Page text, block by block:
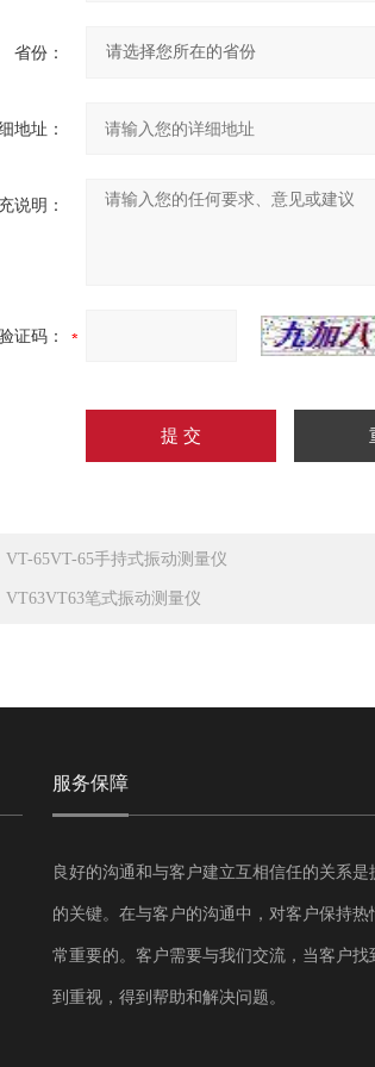
省份：
地址：
说明：
证码：
VT-65VT-65手持式振动测量仪
VT63VT63笔式振动测量仪
服务保障
良好的沟通和与客户建立互相信任的关系
的关键。在与客户的沟通中，对客户保持
常重要的。客户需要与我们交流，当客户
到重视，得到帮助和解决问题。